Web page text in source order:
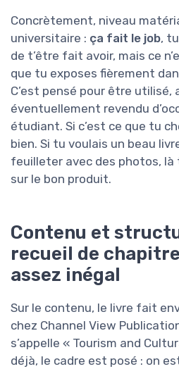
Concrètement, niveau
universitaire : ça fait le job,
de t’être fait avoir, mais ce
que tu exposes fièrement
C’est pensé pour être utilisé,
éventuellement revendu
étudiant. Si c’est ce que tu
bien. Si tu voulais un beau
feuilleter avec des photos, là
sur le bon produit.
Contenu et
recueil de
assez inégal
Sur le contenu, le livre fait
chez Channel View
s’appelle « Tourism and
déjà, le cadre est posé : on